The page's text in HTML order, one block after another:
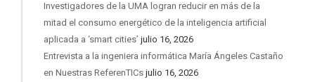
Investigadores de la UMA logran reducir en más de la
mitad el consumo energético de la inteligencia artificial
aplicada a ‘smart cities’ julio 16, 2026
Entrevista a la ingeniera informática María Ángeles Castaño
en Nuestras ReferenTICs julio 16, 2026